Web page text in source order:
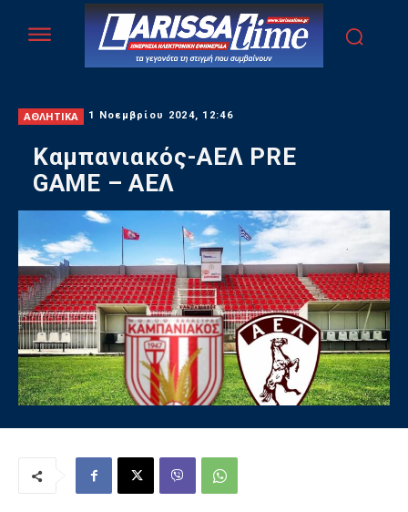
ΑΘΛΗΤΙΚΑ 1 Νοεμβρίου 2024, 12:46
Καμπανιακός-ΑΕΛ PRE
GAME – ΑΕΛ